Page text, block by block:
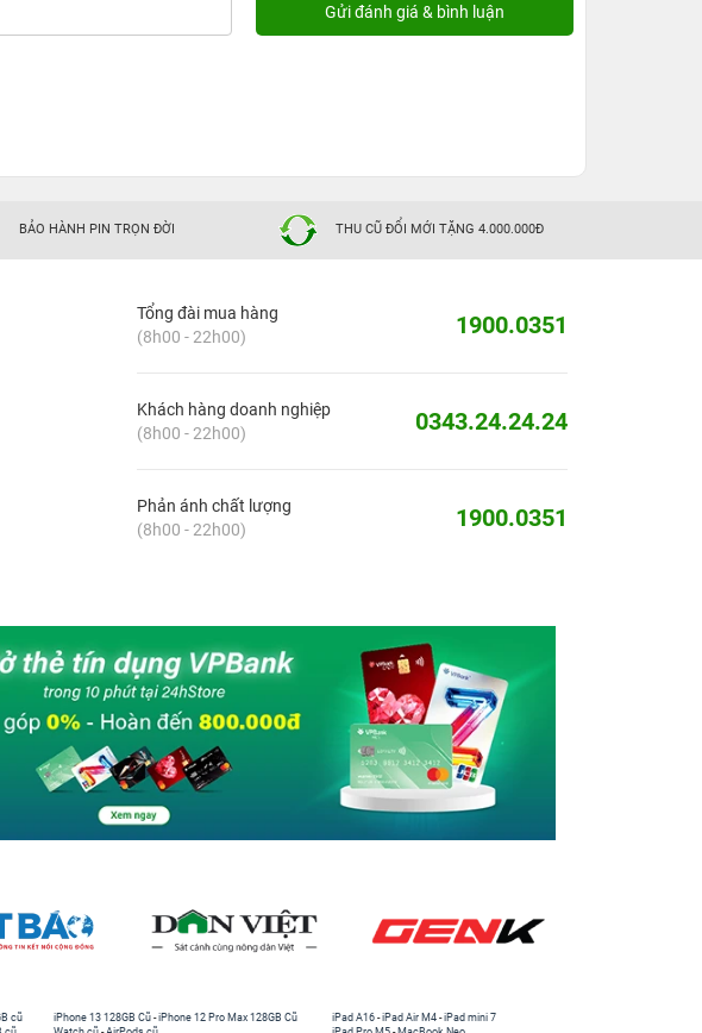
BẢO HÀNH PIN TRỌN ĐỜI THU CŨ ĐỔI MỚI TẶNG 4.000.000Đ
Tổng đài mua hàng
(8h00 - 22h00)
1900.0351
Khách hàng doanh nghiệp
(8h00 - 22h00)
0343.24.24.24
Phản ánh chất lượng
(8h00 - 22h00)
1900.0351
cũ
iPhone 13 128GB Cũ -iPhone 12 Pro Max 128GB Cũ
iPad A16 -iPad Air M4 -iPad mini 7